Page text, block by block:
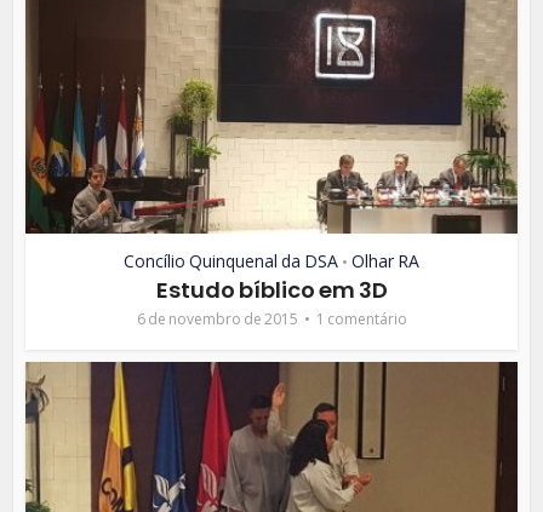
Concílio Quinquenal da DSA • Olhar RA
Estudo bíblico em 3D
6 de novembro de 2015 1 comentário